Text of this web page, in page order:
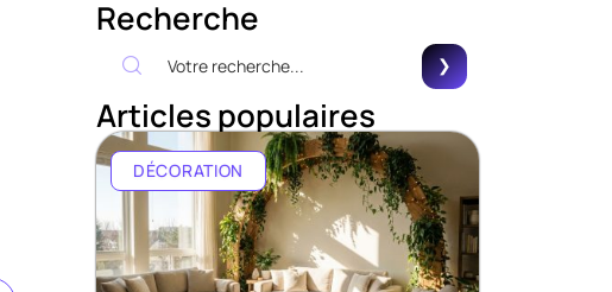
Recherche
Articles populaires
DÉCORATION